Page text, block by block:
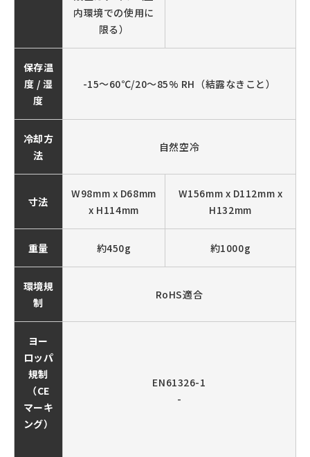
内環境での使用に
限る）
保存温
度 / 湿
度
-15～60℃/20～85% RH（結露なきこと）
冷却方
法
自然空冷
寸法
W98mm x D68mm
x H114mm
W156mm x D112mm x
H132mm
重量 約450g 約1000g
環境規
制
RoHS適合
ヨー
ロッパ
規制
（CE
マーキ
ング）
EN61326-1
-